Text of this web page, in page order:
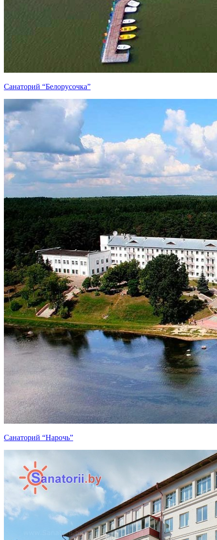
Санаторий “Белорусочка”
Санаторий “Нарочь”